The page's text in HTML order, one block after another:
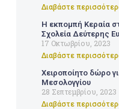
Διαβάστε
Η εκπομπή Κεραία
Σχολεία Δεύτερης
17 Οκτωβρίου, 2023
Διαβάστε
Χειροποίητο δώρο
Μεσολογγίου
28 Σεπτεμβρίου, 2023
Διαβάστε